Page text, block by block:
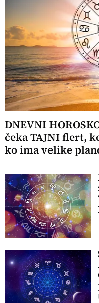
DNEVNI
čeka TAJNI flert,
ko ima velike